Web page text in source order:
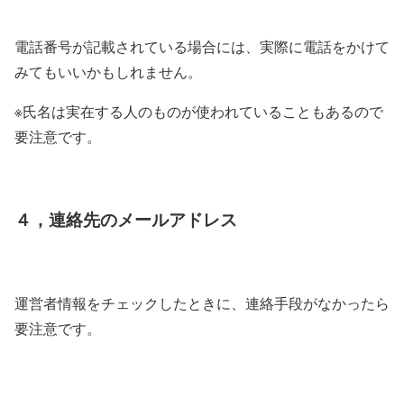
電話番号が記載されている場合には、実際に電話をかけて
みてもいいかもしれません。
※氏名は実在する人のものが使われていることもあるので
要注意です。
４，連絡先のメールアドレス
運営者情報をチェックしたときに、連絡手段がなかったら
要注意です。